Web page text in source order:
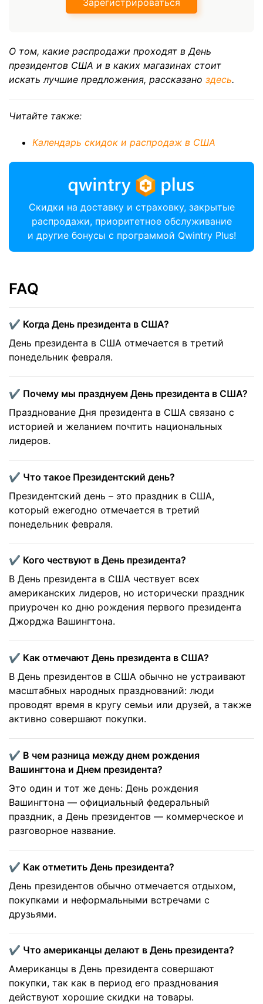
О том, какие распродажи проходят в День
президентов США и в каких магазинах стоит
искать лучшие предложения, рассказано здесь.
Читайте также:
Календарь скидок и распродаж в США
Скидки на доставку и страховку, закрытые
распродажи, приоритетное обслуживание
и другие бонусы с программой Qwintry Plus!
FAQ
✔️ Когда День президента в США?
День президента в США отмечается в третий
понедельник февраля.
✔️ Почему мы празднуем День президента в США?
Празднование Дня президента в США связано с
историей и желанием почтить национальных
лидеров.
✔️ Что такое Президентский день?
Президентский день – это праздник в США,
который ежегодно отмечается в третий
понедельник февраля.
✔️ Кого чествуют в День президента?
В День президента в США чествует всех
американских лидеров, но исторически праздник
приурочен ко дню рождения первого президента
Джорджа Вашингтона.
✔️ Как отмечают День президента в США?
В День президентов в США обычно не устраивают
масштабных народных празднований: люди
проводят время в кругу семьи или друзей, а также
активно совершают покупки.
✔️ В чем разница между днем ​​рождения
Вашингтона и Днем президента?
Это один и тот же день: День рождения
Вашингтона — официальный федеральный
праздник, а День президентов — коммерческое и
разговорное название.
✔️ Как отметить День президента?
День президентов обычно отмечается отдыхом,
покупками и неформальными встречами с
друзьями.
✔️ Что американцы делают в День президента?
Американцы в День президента совершают
покупки, так как в период его празднования
действуют хорошие скидки на товары.